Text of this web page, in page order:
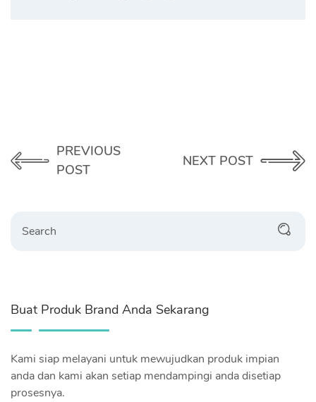
PREVIOUS
POST
NEXT POST
Buat Produk Brand Anda Sekarang
Kami siap melayani untuk mewujudkan produk impian
anda dan kami akan setiap mendampingi anda disetiap
prosesnya.